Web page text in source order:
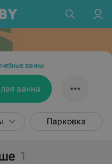
ванны
ванна
Парковка
1